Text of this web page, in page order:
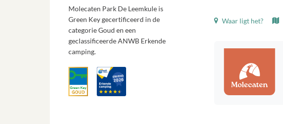
Waar ligt het?
Molecaten Park De Leemkule is
Green Key gecertificeerd in de
categorie Goud en een
geclassificeerde ANWB Erkende
camping.